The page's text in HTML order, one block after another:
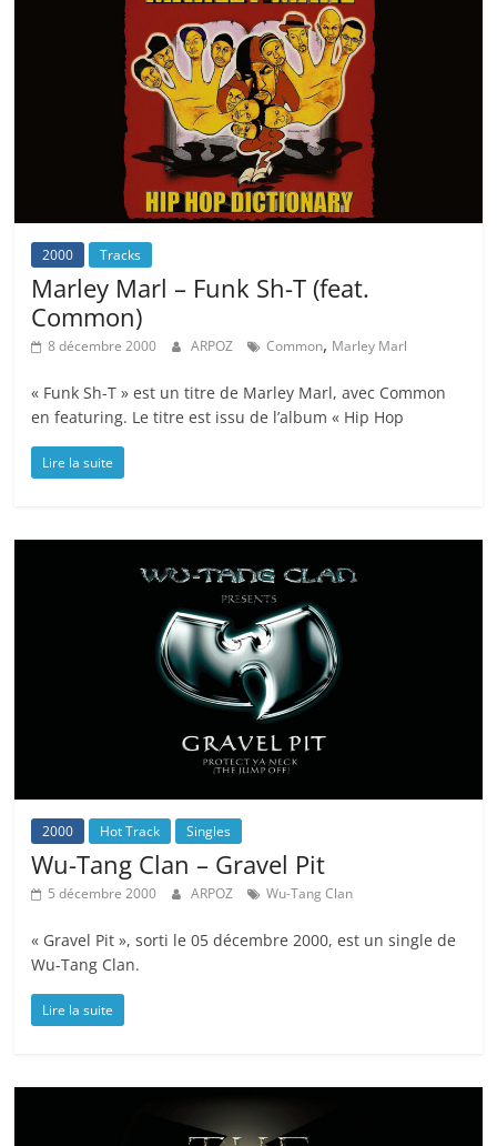
2000 Tracks
Marley Marl – Funk Sh-T (feat.
Common)
8 décembre 2000 ARPOZ Common, Marley Marl
« Funk Sh-T » est un titre de Marley Marl, avec Common
en featuring. Le titre est issu de l’album « Hip Hop
Lire la suite
2000 Hot Track Singles
Wu-Tang Clan – Gravel Pit
5 décembre 2000 ARPOZ Wu-Tang Clan
« Gravel Pit », sorti le 05 décembre 2000, est un single de
Wu-Tang Clan.
Lire la suite